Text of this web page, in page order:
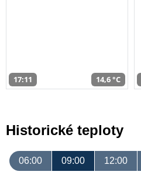
17:11 14,6 °C
Historické teploty
06:00 09:00 12:00